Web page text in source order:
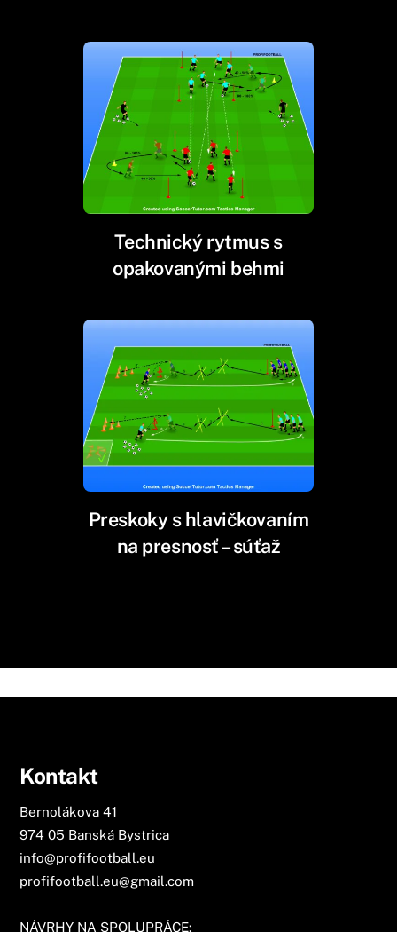
Technický rytmus s
opakovanými behmi
Preskoky s hlavičkovaním
na presnosť – súťaž
Kontakt
Bernolákova 41
974 05 Banská Bystrica
info@profifootball.eu
profifootball.eu@gmail.com
NÁVRHY NA SPOLUPRÁCE: